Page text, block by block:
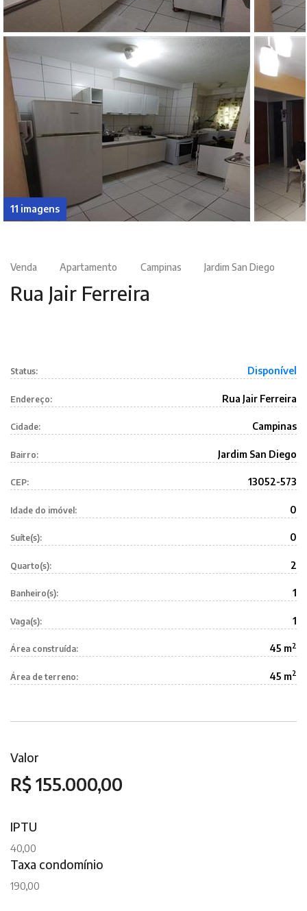
11 imagens
Venda Apartamento Campinas Jardim San Diego
Rua Jair Ferreira
Status: Disponível
Endereço: Rua Jair Ferreira
Cidade: Campinas
Bairro: Jardim San Diego
CEP: 13052-573
Idade do imóvel: 0
Suíte(s): 0
Quarto(s): 2
Banheiro(s): 1
Vaga(s): 1
Área construída: 45 m2
Área de terreno: 45 m2
Valor
R$ 155.000,00
IPTU
40,00
Taxa condomínio
190,00